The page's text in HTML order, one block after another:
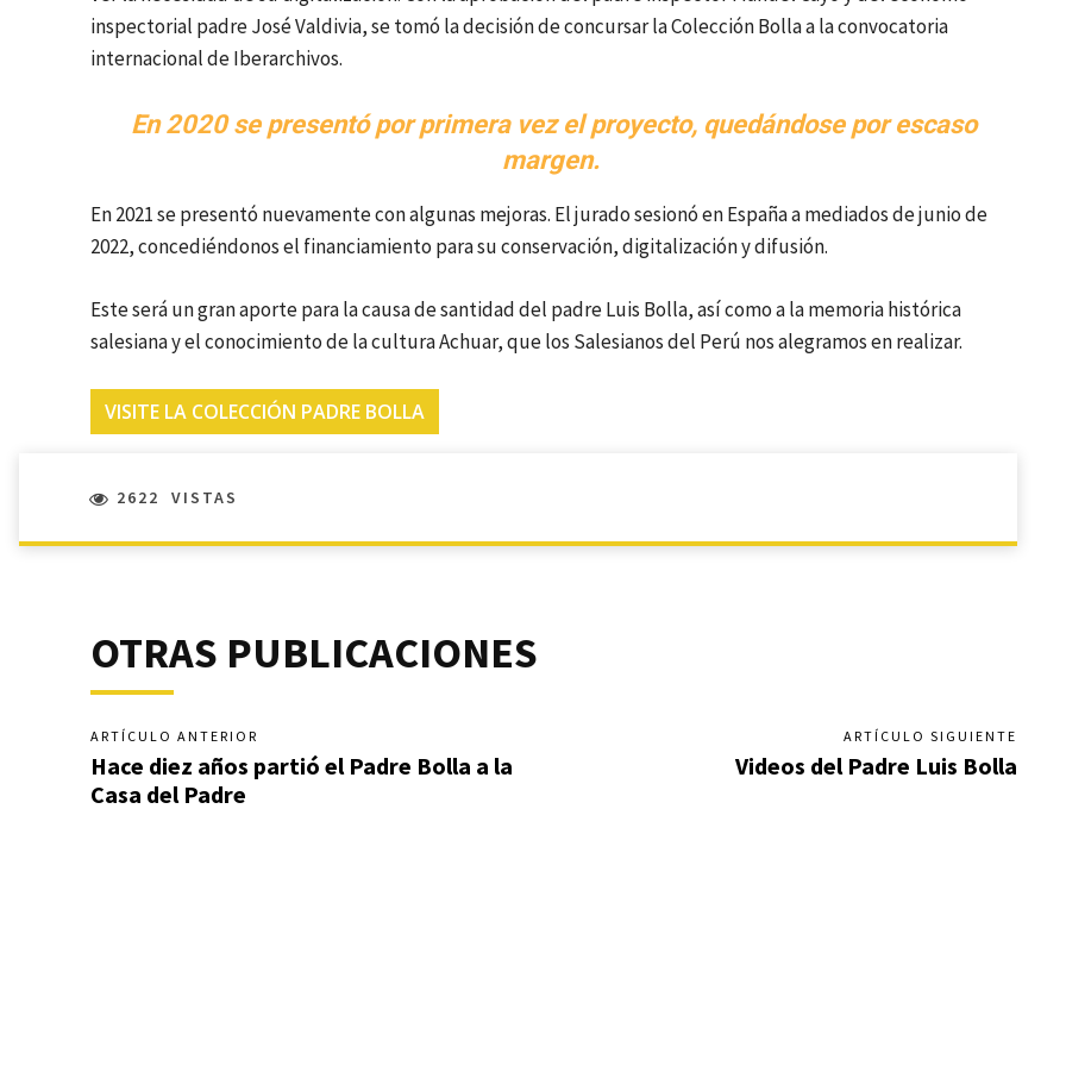
inspectorial padre José Valdivia, se tomó la decisión de concursar la Colección Bolla a la convocatoria
internacional de Iberarchivos.
En 2020 se presentó por primera vez el proyecto, quedándose por escaso
margen.
En 2021 se presentó nuevamente con algunas mejoras. El jurado sesionó en España a mediados de junio de
2022, concediéndonos el financiamiento para su conservación, digitalización y difusión.
Este será un gran aporte para la causa de santidad del padre Luis Bolla, así como a la memoria histórica
salesiana y el conocimiento de la cultura Achuar, que los Salesianos del Perú nos alegramos en realizar.
VISITE LA COLECCIÓN PADRE BOLLA
2622 VISTAS
OTRAS PUBLICACIONES
ARTÍCULO ANTERIOR
Hace diez años partió el Padre Bolla a la
Casa del Padre
ARTÍCULO SIGUIENTE
Videos del Padre Luis Bolla